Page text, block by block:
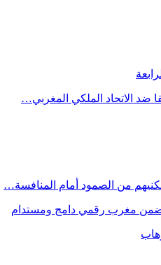
ضد الاتحاد الملكي المغربي…
من الصمود أمام المنافسة…
ضمن مغرب رقمي دامج ومستدام